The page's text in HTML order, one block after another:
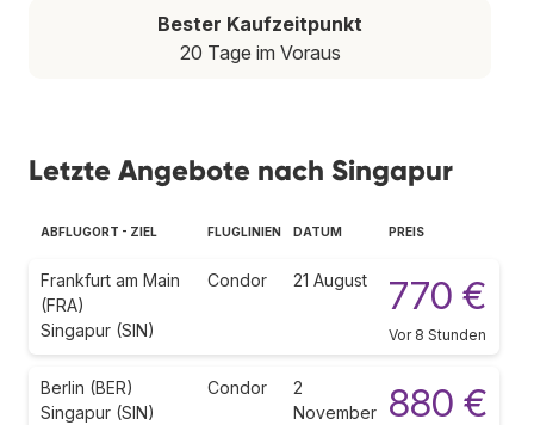
Bester Kaufzeitpunkt
20 Tage im Voraus
Letzte Angebote nach Singapur
ABFLUGORT - ZIEL FLUGLINIEN DATUM PREIS
Frankfurt am Main
(FRA)
Singapur (SIN)
Condor 21 August 770 €
Vor 8 Stunden
Berlin (BER)
Singapur (SIN)
Condor
2
November
880 €